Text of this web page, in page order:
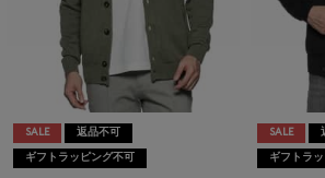
SALE 返品不可
ギフトラッピング不可
SALE
ギフトラッ